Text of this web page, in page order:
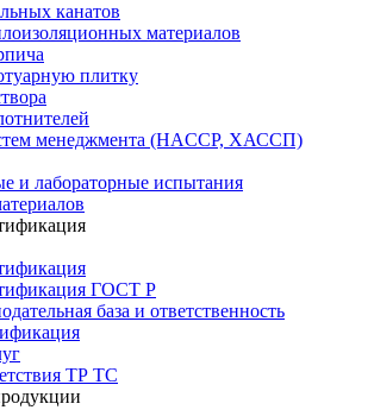
канатов
материалов
плитку
менеджмента (HACCP, ХАССП)
и лабораторные испытания
ГОСТ Р
база и ответственность
ТР ТС